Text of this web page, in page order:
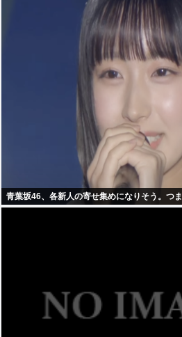
青葉坂46、各新人の寄せ集めになりそう。つ